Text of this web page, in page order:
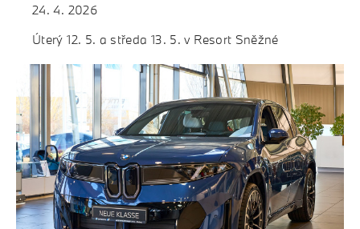
24. 4. 2026
Úterý 12. 5. a středa 13. 5. v Resort Sněžné